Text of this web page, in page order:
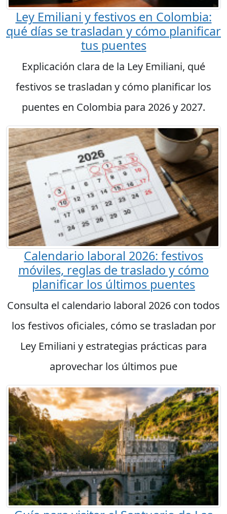
Ley Emiliani y festivos en Colombia:
qué días se trasladan y cómo planificar
tus puentes
Explicación clara de la Ley Emiliani, qué
festivos se trasladan y cómo planificar los
puentes en Colombia para 2026 y 2027.
Calendario laboral 2026: festivos
móviles, reglas de traslado y cómo
planificar los últimos puentes
Consulta el calendario laboral 2026 con todos
los festivos oficiales, cómo se trasladan por
Ley Emiliani y estrategias prácticas para
aprovechar los últimos pue